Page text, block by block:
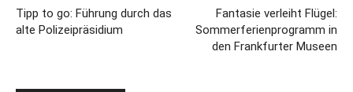
Tipp to go: Führung durch das
alte Polizeipräsidium
Fantasie verleiht Flügel:
Sommerferienprogramm in
den Frankfurter Museen